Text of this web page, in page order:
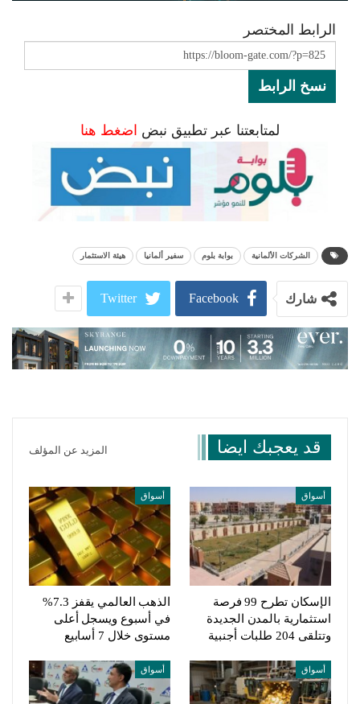
الرابط المختصر
نسخ الرابط
لمتابعتنا عبر تطبيق نبض اضغط هنا
الشركات الألمانية بوابة بلوم سفير ألمانيا هيئة الاستثمار
شارك Facebook
Twitter
قد يعجبك ايضا المزيد عن المؤلف
أسواق
الإسكان تطرح 99 فرصة
استثمارية بالمدن الجديدة
وتتلقى 204 طلبات أجنبية
أسواق
الذهب العالمي يقفز 7.3%
في أسبوع ويسجل أعلى
مستوى خلال 7 أسابيع
أسواق أسواق